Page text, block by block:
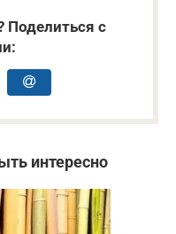
Поделиться с
интересно